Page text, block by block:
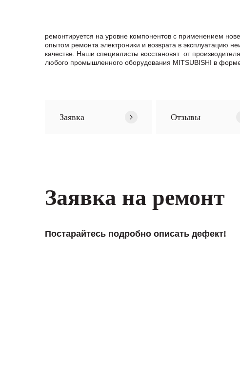
ремонтируется на уровне компонентов с применением
опытом ремонта электроники и возврата в эксплуатацию
качестве. Наши специалисты восстановят от
любого промышленного оборудования MITSUBISHI в
Заявка Отзывы
Заявка на ремонт
Постарайтесь подробно описать дефект!